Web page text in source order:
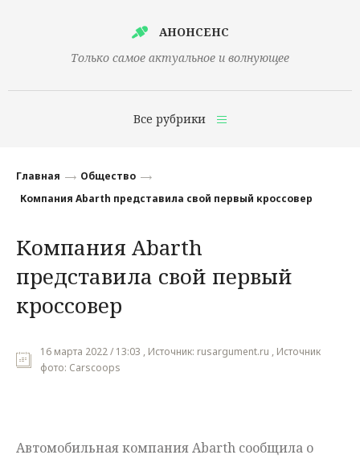
АНОНСЕНС
Только самое актуальное и волнующее
Все рубрики
Финансы
Наука
Культура
Общество
Политика
Главная
Общество
Компания Abarth представила свой первый кроссовер
Компания Abarth
представила свой первый
кроссовер
16 марта 2022 / 13:03 , Источник: rusargument.ru , Источник
фото: Carscoops
Автомобильная компания Abarth сообщила о